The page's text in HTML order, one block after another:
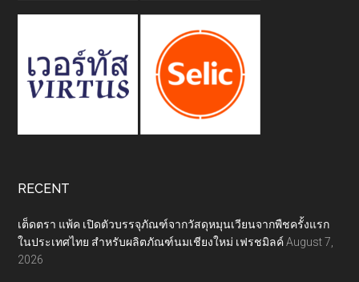
RECENT
เต็ดตรา แพ้ค เปิดตัวบรรจุภัณฑ์จากวัสดุหมุนเวียนจากพืชครั้งแรก
ในประเทศไทย สำหรับผลิตภัณฑ์นมเชียงใหม่ เฟรชมิลค์ August 7,
2026